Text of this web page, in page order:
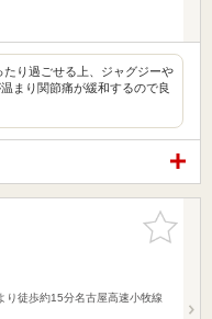
り過ごせる上、ジャグジーや
まり関節痛が緩和するので良
お気に入
りに追加
り徒歩約15分名古屋高速小牧線